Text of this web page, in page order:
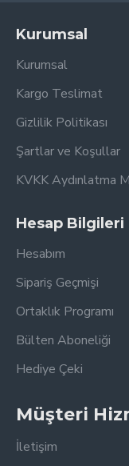
Kurumsal
Kurumsal
Kargo Teslimat
Gizlilik Politikası
Şartlar ve Koşullar
KVKK Aydınlatma
Hesap Bilgileri
Hesabım
Sipariş Geçmişi
Ortaklık Programı
Bülten Aboneliği
Hediye Çeki
Müşteri
İletişim